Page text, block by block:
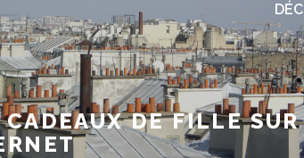
DÉC
CADEAUX DE FILLE SUR